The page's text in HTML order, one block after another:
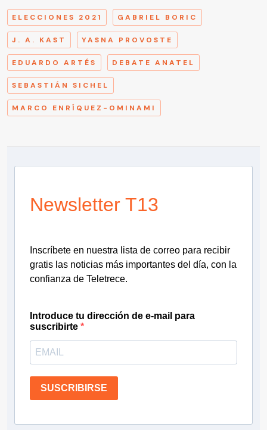
ELECCIONES 2021 GABRIEL BORIC
J. A. KAST YASNA PROVOSTE
EDUARDO ARTÉS DEBATE ANATEL
SEBASTIÁN SICHEL
MARCO ENRÍQUEZ-OMINAMI
Newsletter T13
Inscríbete en nuestra lista de correo para recibir
gratis las noticias más importantes del día, con la
confianza de Teletrece.
Introduce tu dirección de e-mail para
suscribirte
SUSCRIBIRSE